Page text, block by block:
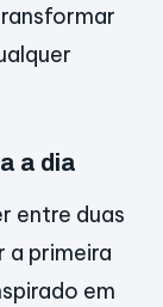
a dia
entre duas
a primeira
em